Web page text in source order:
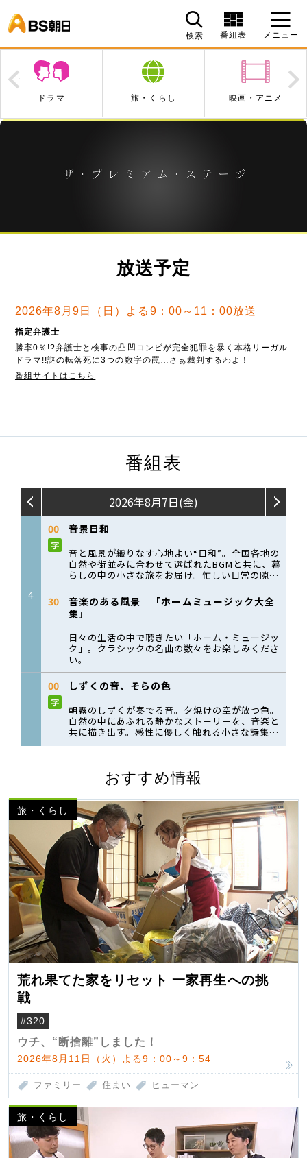
検索 番組表 メニュー
ドラマ 旅・くらし 映画・アニメ
Prev
放送予定
2026年8月9日（日）よる9：00～11：00放送
指定弁護士
勝率0％!?弁護士と検事の凸凹コンビが完全犯罪を暴く本格リーガル
ドラマ!!謎の転落死に3つの数字の罠…さぁ裁判するわよ！
番組サイトはこちら
番組表
おすすめ情報
旅・くらし
荒れ果てた家をリセット 一家再生への挑
戦
#320
ウチ、“断捨離”しました！
2026年8月11日（火）よる9：00～9：54
ファミリー 住まい ヒューマン
旅・くらし